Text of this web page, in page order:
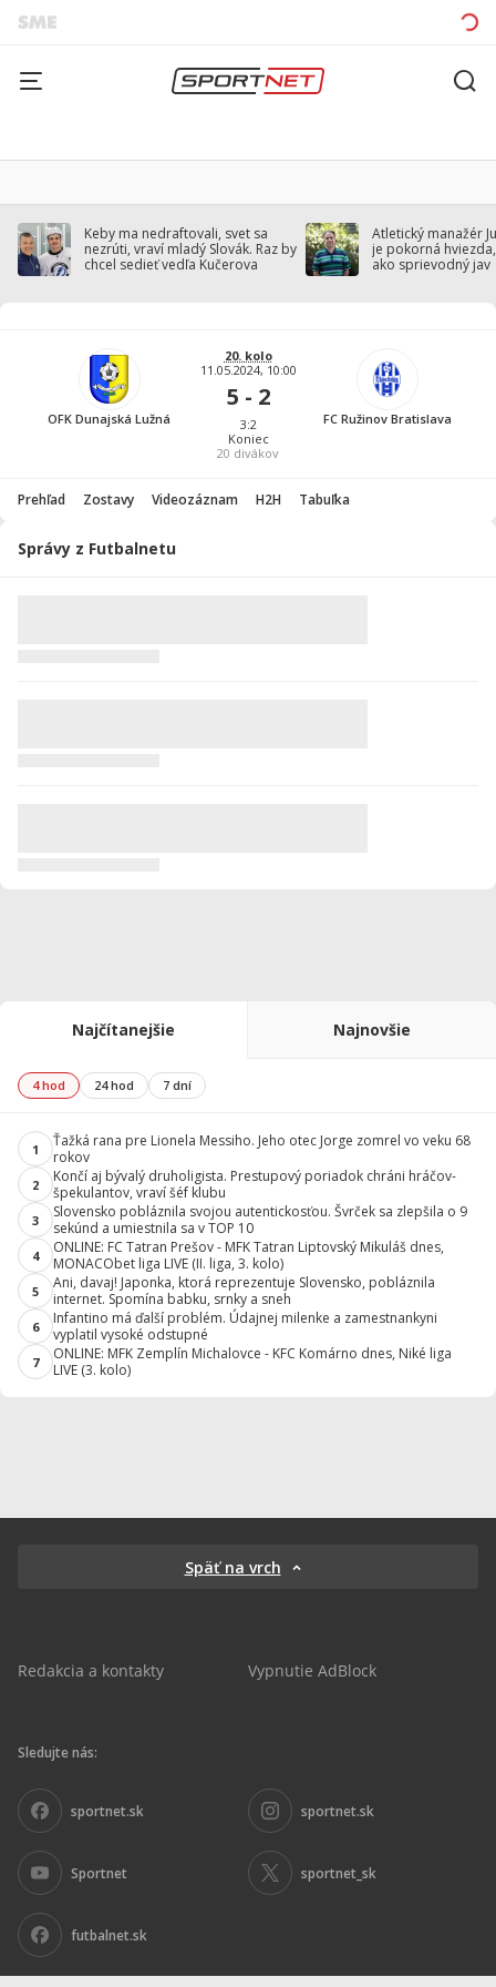
Keby ma nedraftovali, svet sa
nezrúti, vraví mladý Slovák. Raz by
chcel sedieť vedľa Kučerova
Atletický manažér
je pokorná
ako sprievodný jav
OFK Dunajská Lužná
20. kolo
11.05.2024, 10:00
5 - 2
3:2
Koniec
20 divákov
FC Ružinov Bratislava
Prehľad Zostavy Videozáznam H2H Tabuľka
Správy z Futbalnetu
Najčítanejšie Najnovšie
4 hod 24 hod 7 dní
1
Ťažká rana pre Lionela Messiho. Jeho otec Jorge zomrel vo veku 68
rokov
2
Končí aj bývalý druholigista. Prestupový poriadok chráni hráčov-
špekulantov, vraví šéf klubu
3
Slovensko pobláznila svojou autentickosťou. Švrček sa zlepšila o 9
sekúnd a umiestnila sa v TOP 10
4
ONLINE: FC Tatran Prešov - MFK Tatran Liptovský Mikuláš dnes,
MONACObet liga LIVE (II. liga, 3. kolo)
5
Ani, davaj! Japonka, ktorá reprezentuje Slovensko, pobláznila
internet. Spomína babku, srnky a sneh
6
Infantino má ďalší problém. Údajnej milenke a zamestnankyni
vyplatil vysoké odstupné
7
ONLINE: MFK Zemplín Michalovce - KFC Komárno dnes, Niké liga
LIVE (3. kolo)
Späť na vrch
Redakcia a kontakty Vypnutie AdBlock
Sledujte nás:
sportnet.sk sportnet.sk
Sportnet sportnet_sk
futbalnet.sk